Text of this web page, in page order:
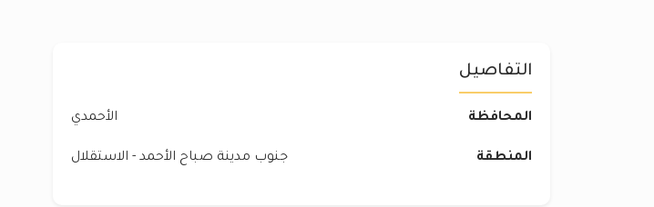
التفاصيل
المحافظة الأحمدي
المنطقة جنوب مدينة صباح الأحمد - الاستقلال